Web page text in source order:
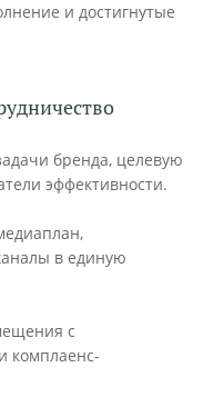
и достигнутые
бренда, целевую
эффективности.
в единую
с
комплаенс-